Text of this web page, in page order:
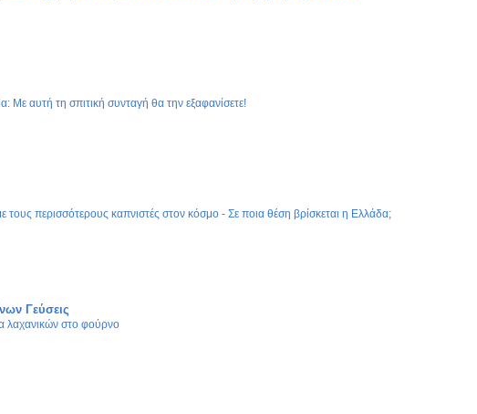
Με αυτή τη σπιτική συνταγή θα την εξαφανίσετε!
τους περισσότερους καπνιστές στον κόσμο - Σε ποια θέση βρίσκεται η Ελλάδα;
Γεύσεις
λαχανικών στο φούρνο